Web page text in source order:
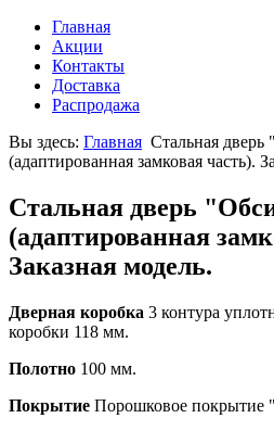
Главная
Акции
Контакты
Доставка
Распродажа
Вы здесь: Главная Стальная
(адаптированная замковая часть).
Стальная дверь
(адаптированная
Заказная модель.
Дверная коробка 3 контура
коробки 118 мм.
Полотно 100 мм.
Покрытие Порошковое покрытие